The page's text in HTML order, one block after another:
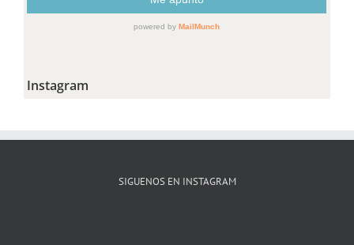
Instagram
SIGUENOS EN INSTAGRAM